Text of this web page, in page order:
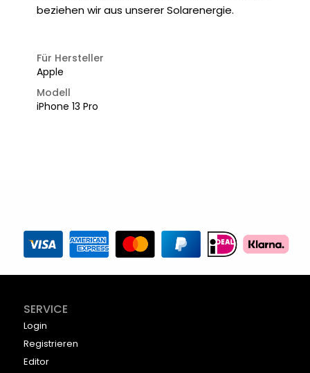
beziehen wir aus unserer Solarenergie.
Für Hersteller
Apple
Modell
iPhone 13 Pro
SERVICE
Login
Registrieren
Editor